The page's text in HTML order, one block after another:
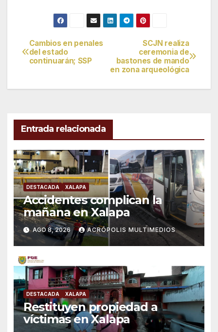
Navegación
de
entradas
SCJN realiza
ceremonia de
bastones de mando
en zona arqueológica
Cambios en penales
del estado
continuarán; SSP
Entrada relacionada
DESTACADA XALAPA
Accidentes complican la
mañana en Xalapa
AGO 8, 2026 ACRÓPOLIS MULTIMEDIOS
DESTACADA XALAPA
Restituyen propiedad a
víctimas en Xalapa